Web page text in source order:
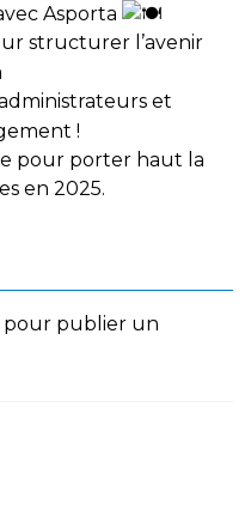
Asporta
structurer l’avenir
et
!
pour porter haut la
en 2025.
pour publier un